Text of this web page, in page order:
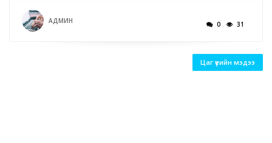
АДМИН 0 31
Цаг үеийн мэдээ